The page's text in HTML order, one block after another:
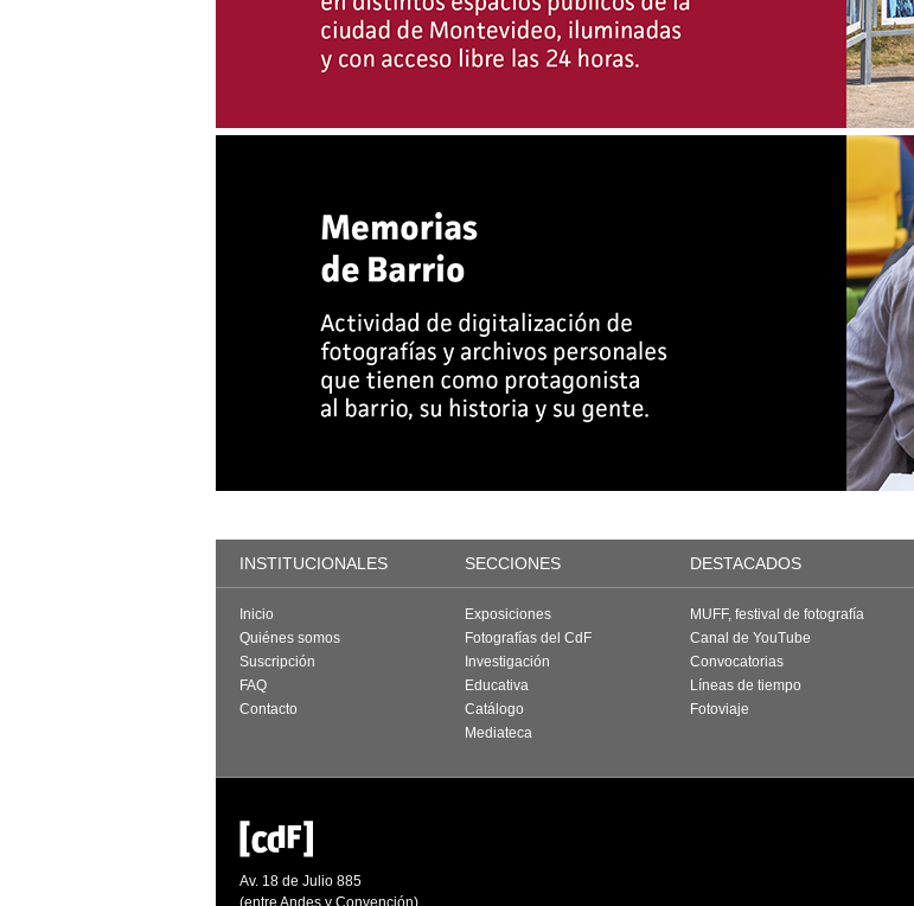
INSTITUCIONALES SECCIONES DESTACADOS
Inicio
Quiénes somos
Suscripción
FAQ
Contacto
Exposiciones
Fotografías del CdF
Investigación
Educativa
Catálogo
Mediateca
MUFF, festival de fotografía
Canal de YouTube
Convocatorias
Líneas de tiempo
Fotoviaje
Av. 18 de Julio 885
(entre Andes y Convención)